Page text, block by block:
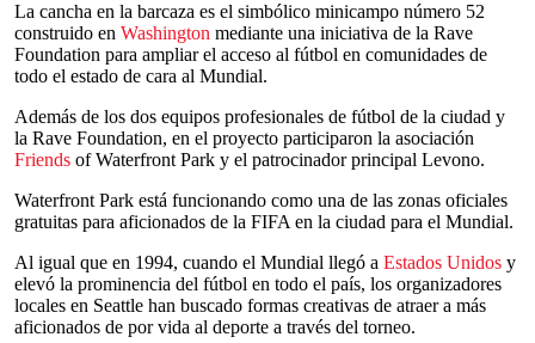
La cancha en la barcaza es el simbólico minicampo número 52
construido en Washington mediante una iniciativa de la Rave
Foundation para ampliar el acceso al fútbol en comunidades de
todo el estado de cara al Mundial.
Además de los dos equipos profesionales de fútbol de la ciudad y
la Rave Foundation, en el proyecto participaron la asociación
Friends of Waterfront Park y el patrocinador principal Levono.
Waterfront Park está funcionando como una de las zonas oficiales
gratuitas para aficionados de la FIFA en la ciudad para el Mundial.
Al igual que en 1994, cuando el Mundial llegó a Estados Unidos y
elevó la prominencia del fútbol en todo el país, los organizadores
locales en Seattle han buscado formas creativas de atraer a más
aficionados de por vida al deporte a través del torneo.